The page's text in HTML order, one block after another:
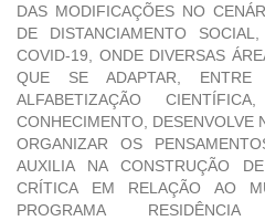
DAS MODIFICAÇÕES NO
DE DISTANCIAMENTO
COVID-19, ONDE DIVERSAS
QUE SE ADAPTAR,
ALFABETIZAÇÃO
CONHECIMENTO, DESENVOLVE
ORGANIZAR OS
AUXILIA NA CONSTRUÇÃO
CRÍTICA EM RELAÇÃO AO
PROGRAMA